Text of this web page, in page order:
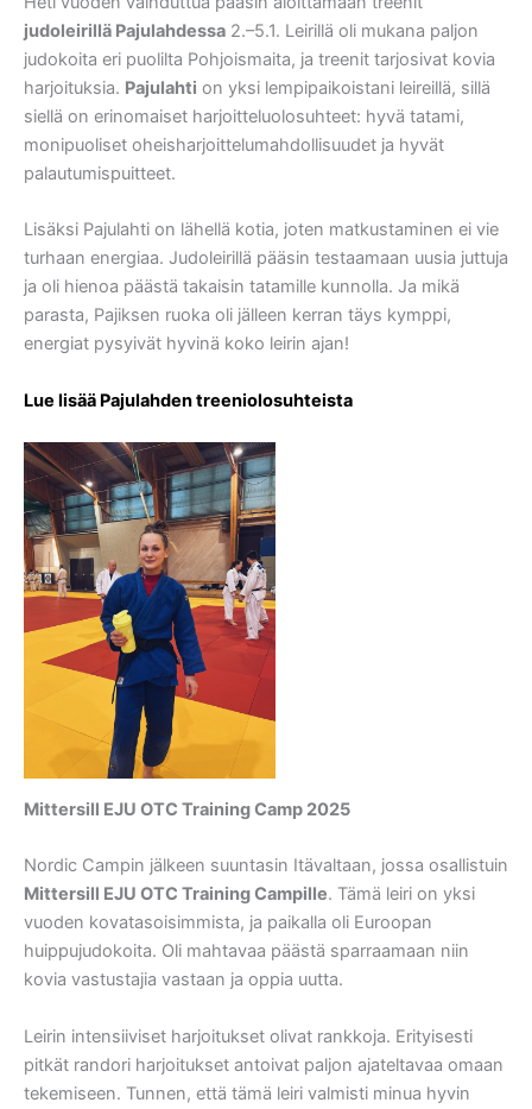
judoleirillä Pajulahdessa 2.–5.1. Leirillä oli mukana paljon
judokoita eri puolilta Pohjoismaita, ja treenit tarjosivat kovia
harjoituksia. Pajulahti on yksi lempipaikoistani leireillä, sillä
siellä on erinomaiset harjoitteluolosuhteet: hyvä tatami,
monipuoliset oheisharjoittelumahdollisuudet ja hyvät
palautumispuitteet.
Lisäksi Pajulahti on lähellä kotia, joten matkustaminen ei vie
turhaan energiaa. Judoleirillä pääsin testaamaan uusia juttuja
ja oli hienoa päästä takaisin tatamille kunnolla. Ja mikä
parasta, Pajiksen ruoka oli jälleen kerran täys kymppi,
energiat pysyivät hyvinä koko leirin ajan!
Lue lisää Pajulahden treeniolosuhteista
Mittersill EJU OTC Training Camp 2025
Nordic Campin jälkeen suuntasin Itävaltaan, jossa osallistuin
Mittersill EJU OTC Training Campille. Tämä leiri on yksi
vuoden kovatasoisimmista, ja paikalla oli Euroopan
huippujudokoita. Oli mahtavaa päästä sparraamaan niin
kovia vastustajia vastaan ja oppia uutta.
Leirin intensiiviset harjoitukset olivat rankkoja. Erityisesti
pitkät randori harjoitukset antoivat paljon ajateltavaa omaan
tekemiseen. Tunnen, että tämä leiri valmisti minua hyvin